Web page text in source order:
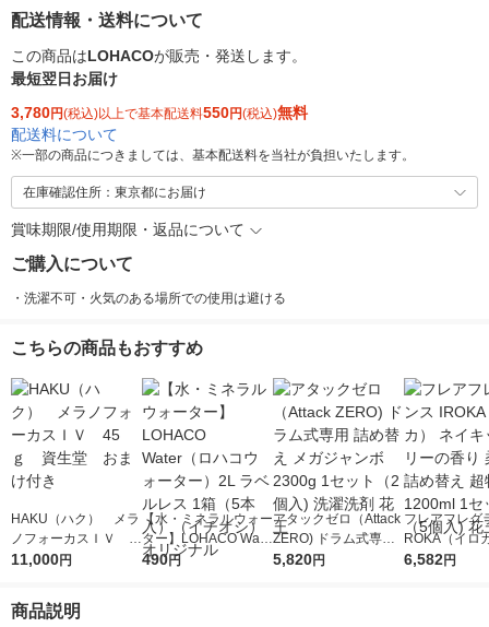
配送情報・送料について
この商品はLOHACOが販売・発送します。
最短翌日お届け
3,780円(税込)以上で基本配送料550円(税込)無料
配送料について
※一部の商品につきましては、基本配送料を当社が負担いたします。
在庫確認住所：東京都にお届け
賞味期限/使用期限・返品について
ご購入について
・洗濯不可・火気のある場所での使用は避ける
こちらの商品もおすすめ
HAKU（ハク） メラ
ノフォーカスＩＶ 4
5ｇ 資生堂 おまけ
11,000円
【水・ミネラルウォー
ター】LOHACO Wate
r（ロハコウォータ
490円
アタックゼロ（Attack
ZERO) ドラム式専用
詰め替え メガジャン
5,820円
フレアフレグ
ROKA（イロ
イキッドリリ
6,582円
商品説明